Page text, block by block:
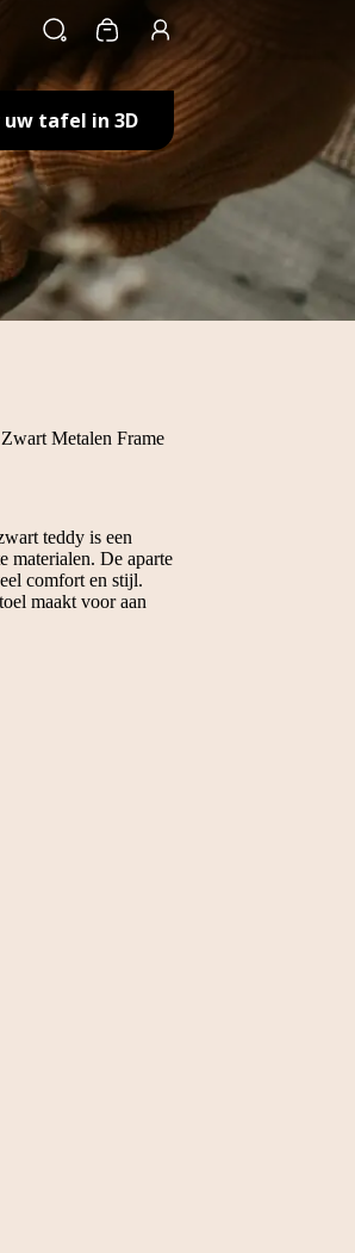
Winkelwagen
tafel in 3D
Metalen Frame
teddy is een
materialen. De aparte
comfort en stijl.
maakt voor aan